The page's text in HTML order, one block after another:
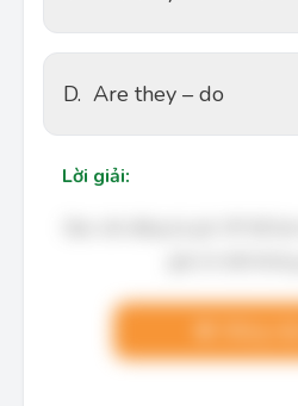
D. Are they – do
Lời giải: